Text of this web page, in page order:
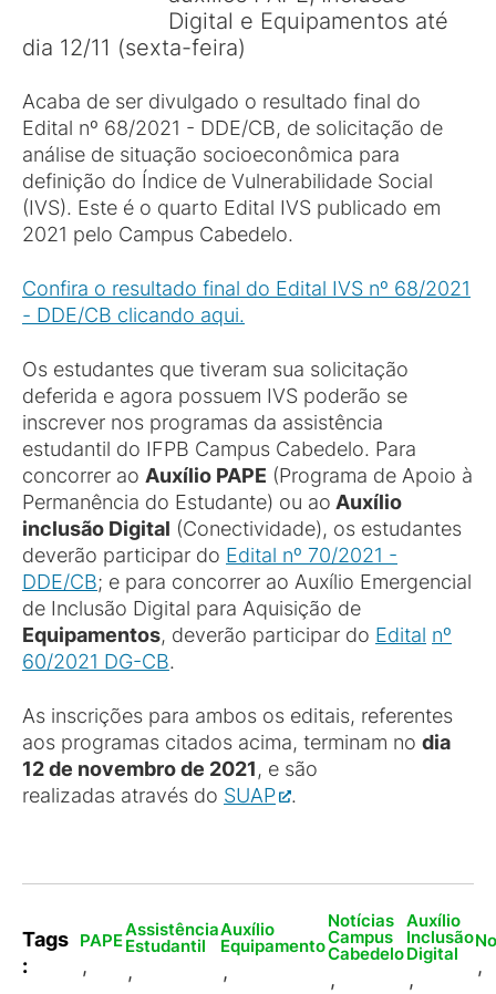
Digital e Equipamentos até
dia 12/11 (sexta-feira)
Acaba de ser divulgado o resultado final do
Edital nº 68/2021 - DDE/CB, de solicitação de
análise de situação socioeconômica para
definição do Índice de Vulnerabilidade Social
(IVS). Este é o quarto Edital IVS publicado em
2021 pelo Campus Cabedelo.
Confira o resultado final do Edital IVS nº 68/2021
- DDE/CB clicando aqui.
Os estudantes que tiveram sua solicitação
deferida e agora possuem IVS poderão se
inscrever nos programas da assistência
estudantil do IFPB Campus Cabedelo. Para
concorrer ao Auxílio PAPE (Programa de Apoio à
Permanência do Estudante) ou ao Auxílio
inclusão Digital (Conectividade), os estudantes
deverão participar do Edital nº 70/2021 -
DDE/CB; e para concorrer ao Auxílio Emergencial
de Inclusão Digital para Aquisição de
Equipamentos, deverão participar do Edital nº
60/2021 DG-CB.
As inscrições para ambos os editais, referentes
aos programas citados acima, terminam no dia
12 de novembro de 2021, e são
realizadas através do SUAP .
Tags
:
PAPE
,
Assistência
Estudantil
,
Auxílio
Equipamento
,
Notícias
Campus
Cabedelo
,
Auxílio
Inclusão
Digital
,
,